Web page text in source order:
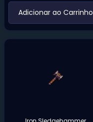
‌Adicionar ao Carrinho‌